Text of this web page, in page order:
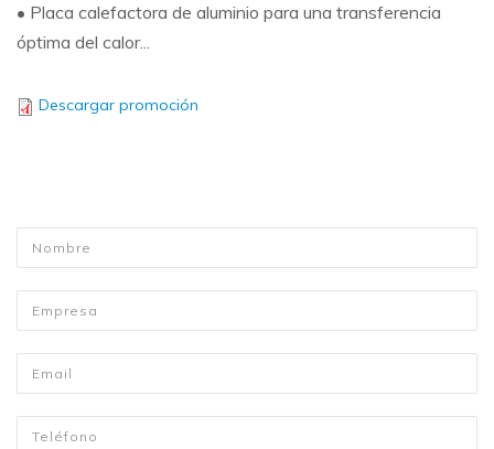
• Placa calefactora de aluminio para una transferencia
óptima del calor...
Descargar promoción
Nombre
Empresa
Email *
Telefono